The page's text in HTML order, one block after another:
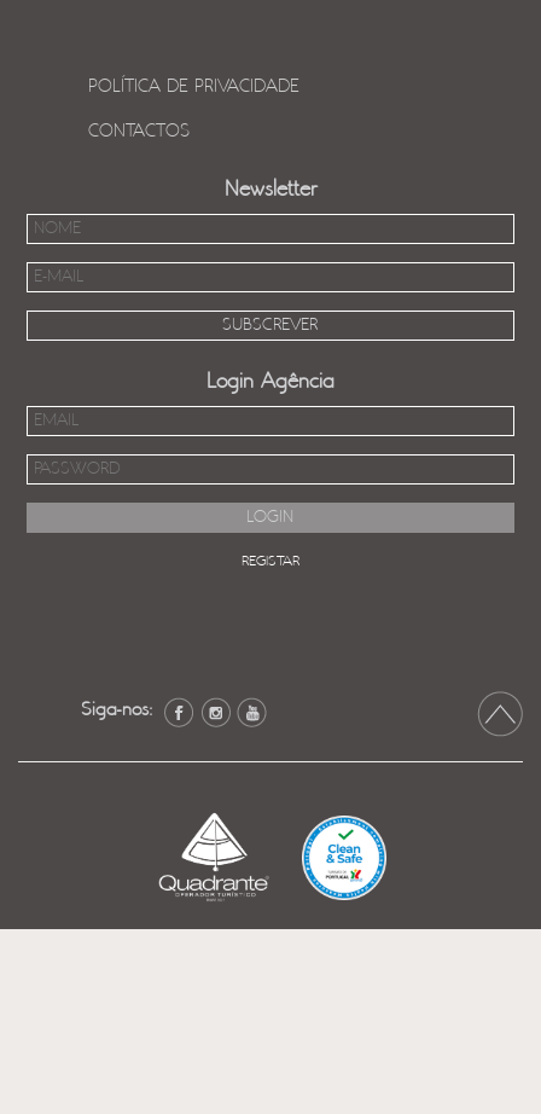
POLÍTICA DE PRIVACIDADE
CONTACTOS
Newsletter
Login Agência
REGISTAR
Siga-nos: